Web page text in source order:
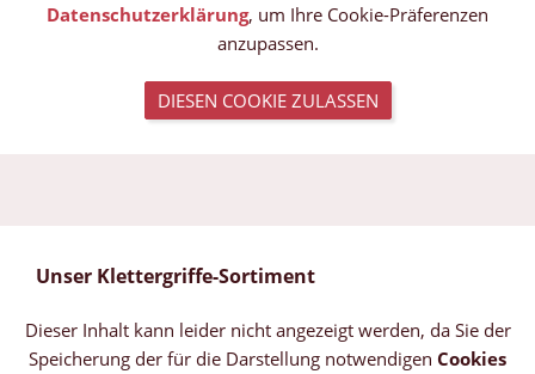
Datenschutzerklärung, um Ihre Cookie-Präferenzen
anzupassen.
DIESEN COOKIE ZULASSEN
Unser Klettergriffe-Sortiment
Dieser Inhalt kann leider nicht angezeigt werden, da Sie der
Speicherung der für die Darstellung notwendigen Cookies